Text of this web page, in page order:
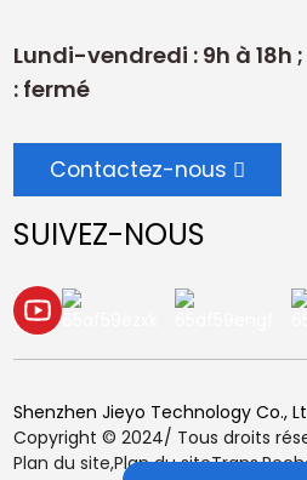
Lundi-vendredi : 9h à
: fermé
Contactez-nous
SUIVEZ-NOUS
Shenzhen Jieyo Technology Co.,
Copyright © 2024/ Tous droits
Plan du site,Plan du siteTrans,